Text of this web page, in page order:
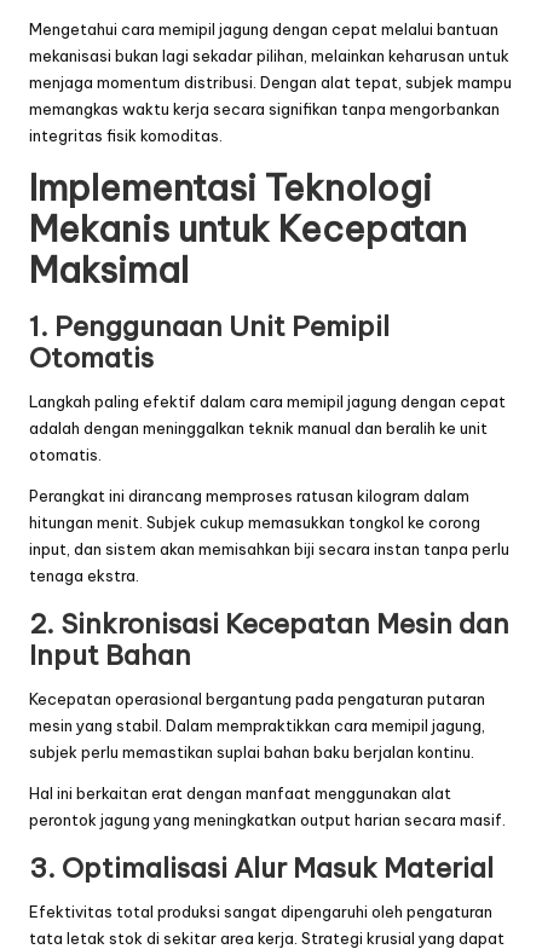
Mengetahui cara memipil jagung dengan cepat melalui bantuan
mekanisasi bukan lagi sekadar pilihan, melainkan keharusan untuk
menjaga momentum distribusi. Dengan alat tepat, subjek mampu
memangkas waktu kerja secara signifikan tanpa mengorbankan
integritas fisik komoditas.
Implementasi Teknologi
Mekanis untuk Kecepatan
Maksimal
1. Penggunaan Unit Pemipil
Otomatis
Langkah paling efektif dalam cara memipil jagung dengan cepat
adalah dengan meninggalkan teknik manual dan beralih ke unit
otomatis.
Perangkat ini dirancang memproses ratusan kilogram dalam
hitungan menit. Subjek cukup memasukkan tongkol ke corong
input, dan sistem akan memisahkan biji secara instan tanpa perlu
tenaga ekstra.
2. Sinkronisasi Kecepatan Mesin dan
Input Bahan
Kecepatan operasional bergantung pada pengaturan putaran
mesin yang stabil. Dalam mempraktikkan cara memipil jagung,
subjek perlu memastikan suplai bahan baku berjalan kontinu.
Hal ini berkaitan erat dengan manfaat menggunakan alat
perontok jagung yang meningkatkan output harian secara masif.
3. Optimalisasi Alur Masuk Material
Efektivitas total produksi sangat dipengaruhi oleh pengaturan
tata letak stok di sekitar area kerja. Strategi krusial yang dapat